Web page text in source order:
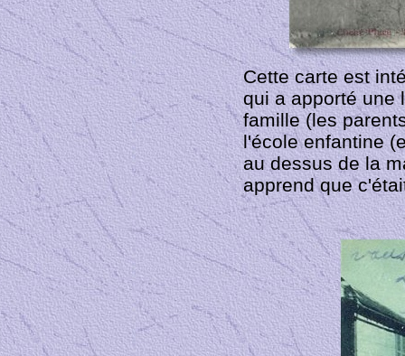
Cette carte est
qui a apporté une
famille (les
l'école enfantine
au dessus de la
apprend que